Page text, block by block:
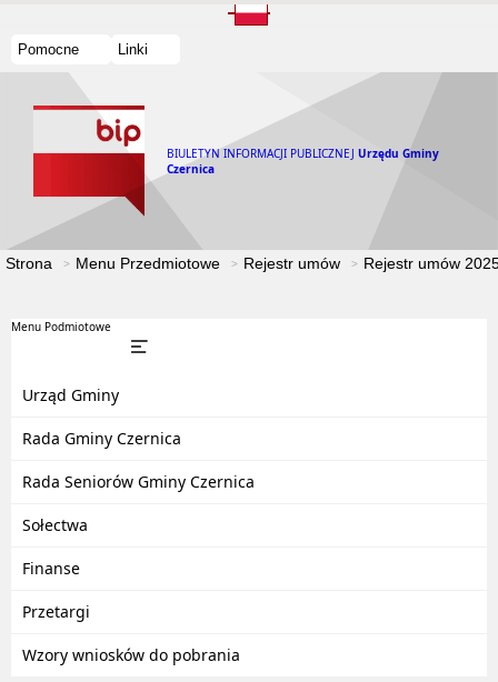
Pomocne Linki
BIULETYN INFORMACJI PUBLICZNEJ Urzędu Gminy
Czernica
Strona Menu Przedmiotowe Rejestr umów Rejestr umów
Menu Podmiotowe
Urząd Gminy
Rada Gminy Czernica
Rada Seniorów Gminy Czernica
Sołectwa
Finanse
Przetargi
Wzory wniosków do pobrania